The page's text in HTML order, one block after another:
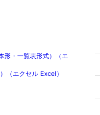
形・一覧表形式）（エ
（エクセル Excel）